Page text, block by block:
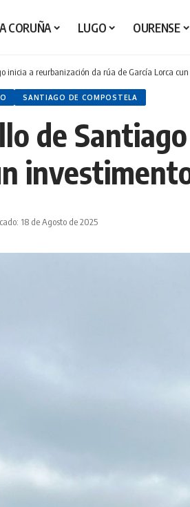
A CORUÑA LUGO OURENSE
inicia a reurbanización da rúa de García Lorca
SANTIAGO DE COMPOSTELA
de
18 de Agosto de 2025